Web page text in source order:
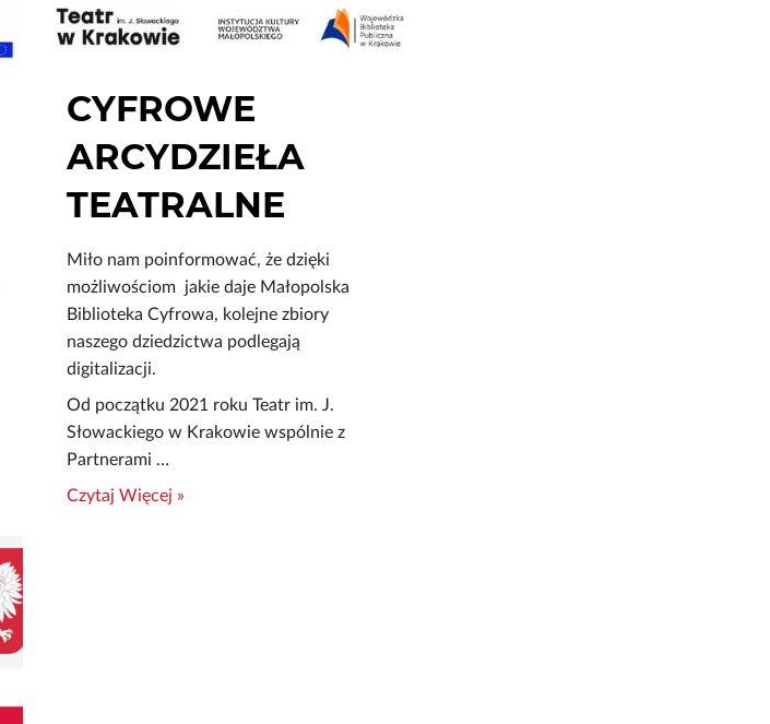
CYFROWE
ARCYDZIEŁA
TEATRALNE
Miło nam poinformować, że dzięki
możliwościom jakie daje Małopolska
Biblioteka Cyfrowa, kolejne zbiory
naszego dziedzictwa podlegają
digitalizacji.
Od początku 2021 roku Teatr im. J.
Słowackiego w Krakowie wspólnie z
Partnerami …
Czytaj Więcej »